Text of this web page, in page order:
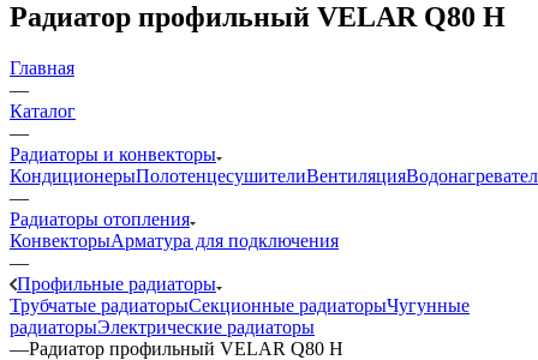
Радиатор профильный VELAR Q80 H
Главная
—
Каталог
—
Радиаторы и конвекторы
КондиционерыПолотенцесушителиВентиляция
—
Радиаторы отопления
КонвекторыАрматура для подключения
—
Профильные радиаторы
Трубчатые радиаторыСекционные радиаторыЧугунные
радиаторыЭлектрические радиаторы
—Радиатор профильный VELAR Q80 H